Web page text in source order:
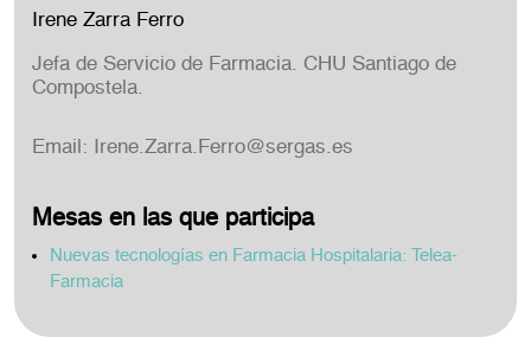
Irene Zarra Ferro
Jefa de Servicio de Farmacia. CHU Santiago de
Compostela.
Email: Irene.Zarra.Ferro@sergas.es
Mesas en las que participa
Nuevas tecnologías en Farmacia Hospitalaria: Telea-
Farmacia